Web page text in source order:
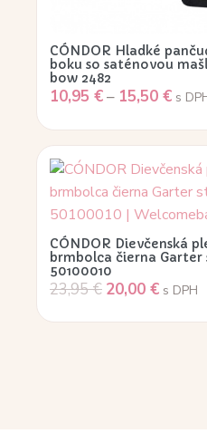
CÓNDOR Hladké
boku so saténovou
bow 2482
10,95 €– 15,50 € s
CÓNDOR Dievčenská
brmbolca čierna
50100010
23,95€ 20,00 € s DPH